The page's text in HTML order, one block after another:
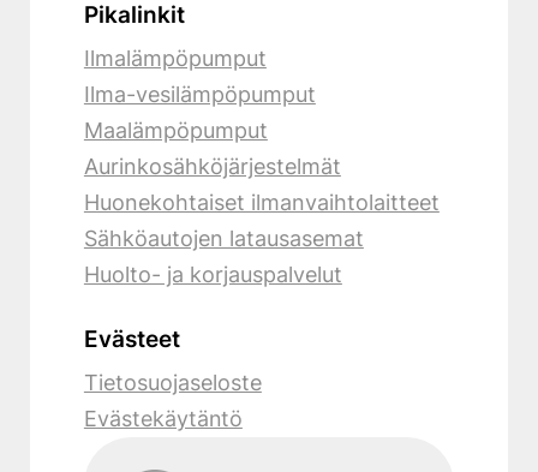
Pikalinkit
Ilmalämpöpumput
Ilma-vesilämpöpumput
Maalämpöpumput
Aurinkosähköjärjestelmät
Huonekohtaiset ilmanvaihtolaitteet
Sähköautojen latausasemat
Huolto- ja korjauspalvelut
Evästeet
Tietosuojaseloste
Evästekäytäntö